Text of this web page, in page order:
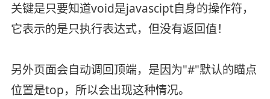
关键是只要知道void是javascipt自身的操作符，
它表示的是只执行表达式，但没有返回值！
另外页面会自动调回顶端，是因为"#"默认的瞄点
位置是top，所以会出现这种情况。